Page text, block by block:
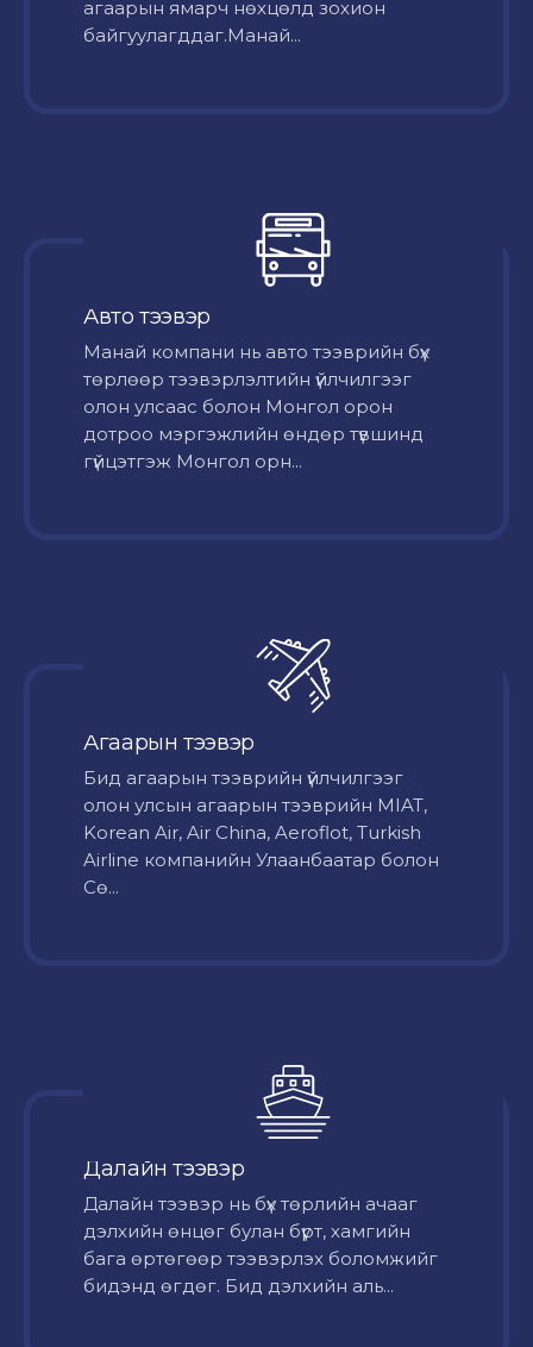
агаарын ямарч нөхцөлд зохион
байгуулагддаг.Манай...
Авто тээвэр
Mанай компани нь авто тээврийн бүх
төрлөөр тээвэрлэлтийн үйлчилгээг
олон улсаас болон Монгол орон
дотроо мэргэжлийн өндөр түвшинд
гүйцэтгэж Монгол орн...
Агаарын тээвэр
Бид агаарын тээврийн үйлчилгээг
олон улсын агаарын тээврийн MIAT,
Korean Air, Air China, Aeroflot, Turkish
Airline компанийн Улаанбаатар болон
Сө...
Далайн тээвэр
Далайн тээвэр нь бүх төрлийн ачааг
дэлхийн өнцөг булан бүрт, хамгийн
бага өртөгөөр тээвэрлэх боломжийг
бидэнд өгдөг. Бид дэлхийн аль...